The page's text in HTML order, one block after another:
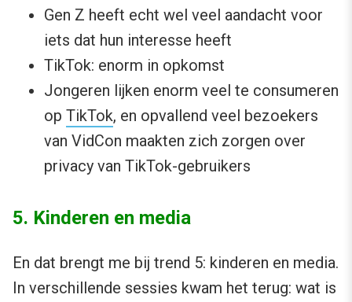
Gen Z heeft echt wel veel aandacht voor
iets dat hun interesse heeft
TikTok: enorm in opkomst
Jongeren lijken enorm veel te consumeren
op TikTok, en opvallend veel bezoekers
van VidCon maakten zich zorgen over
privacy van TikTok-gebruikers
5. Kinderen en media
En dat brengt me bij trend 5: kinderen en media.
In verschillende sessies kwam het terug: wat is